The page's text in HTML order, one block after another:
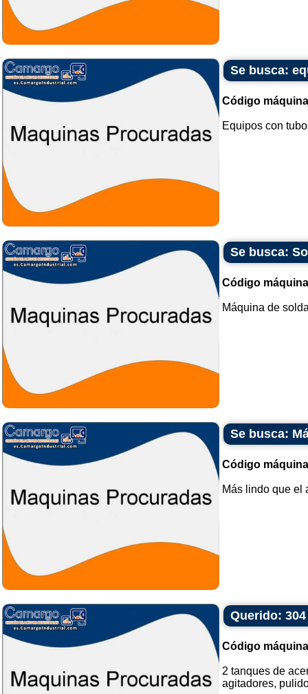
Se busca:
Código
Equipos con
Se busca:
Código
Máquina de
Se busca:
Código
Más lindo que el
Querido:
Código
2 tanques de
agitadores,